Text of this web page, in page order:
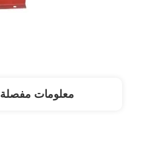
معلومات مفصلة